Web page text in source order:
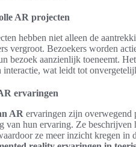
AR projecten
hebben niet alleen de
vergroot. Bezoekers worden
bezoek aanzienlijk toeneemt.
wat leidt tot
ervaringen
AR ervaringen zijn overwegend
van hun ervaring. Ze
ze meer inzicht kregen